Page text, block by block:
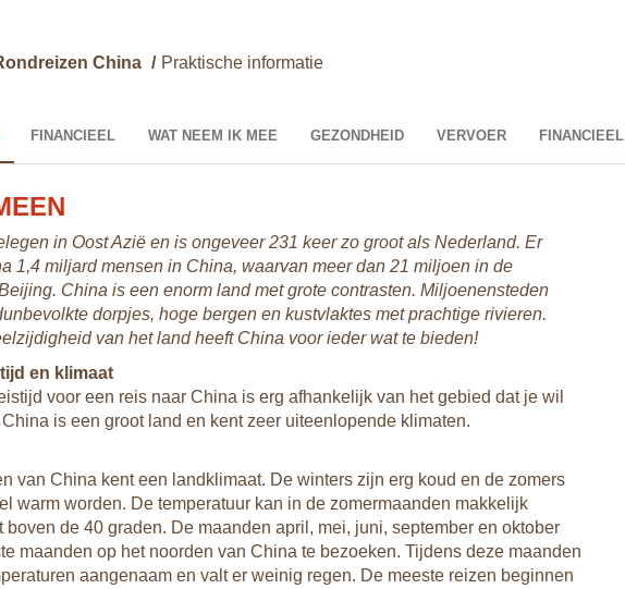
China / Praktische informatie
FINANCIEEL WAT NEEM IK MEE GEZONDHEID VERVOER FINANCIEEL
in Oost Azië en is ongeveer 231 keer zo groot als Nederland. Er
1,4 miljard mensen in China, waarvan meer dan 21 miljoen in de
China is een enorm land met grote contrasten. Miljoenensteden
dorpjes, hoge bergen en kustvlaktes met prachtige rivieren.
van het land heeft China voor ieder wat te bieden!
en klimaat
voor een reis naar China is erg afhankelijk van het gebied dat je wil
is een groot land en kent zeer uiteenlopende klimaten.
van China kent een landklimaat. De winters zijn erg koud en de zomers
warm worden. De temperatuur kan in de zomermaanden makkelijk
boven de 40 graden. De maanden april, mei, juni, september en oktober
maanden op het noorden van China te bezoeken. Tijdens deze maanden
aangenaam en valt er weinig regen. De meeste reizen beginnen